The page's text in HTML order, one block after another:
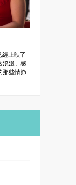
經上映了
浪漫、感
那些情節